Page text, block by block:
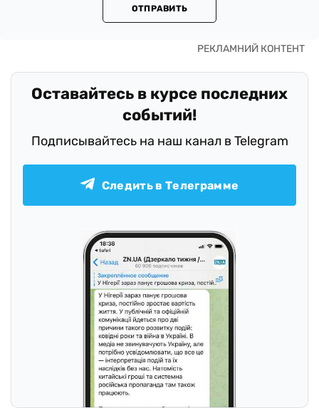
ОТПРАВИТЬ
Оставайтесь в курсе последних
событий!
Подписывайтесь на наш канал в Telegram
Следить в Телеграмме